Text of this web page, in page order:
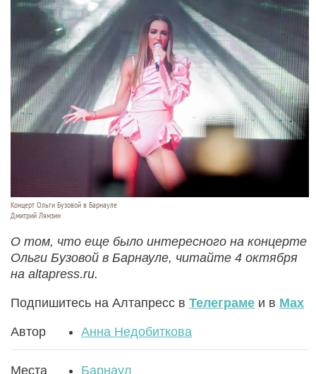
Концерт Ольги Бузовой в Барнауле
Дмитрий Лямзин
О том, что еще было интересного на концерте
Ольги Бузовой в Барнауле, читайте 4 октября
на altapress.ru.
Подпишитесь на Алтапресс в Телеграме и в Max
Автор Анна Недобиткова
Места Барнаул